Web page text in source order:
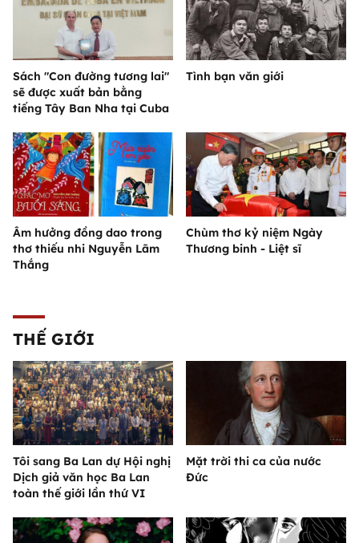
Sách "Con đường tương lai"
sẽ được xuất bản bằng
tiếng Tây Ban Nha tại Cuba
Tình bạn văn giới
Âm hưởng đồng dao trong
thơ thiếu nhi Nguyễn Lãm
Thắng
Chùm thơ kỷ niệm Ngày
Thương binh - Liệt sĩ
THẾ GIỚI
Tôi sang Ba Lan dự Hội nghị
Dịch giả văn học Ba Lan
toàn thế giới lần thứ VI
Mặt trời thi ca của nước
Đức